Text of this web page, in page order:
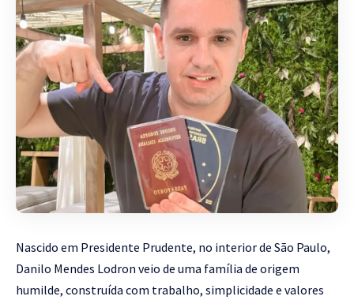
Nascido em Presidente Prudente, no interior de São Paulo,
Danilo Mendes Lodron veio de uma família de origem
humilde, construída com trabalho, simplicidade e valores